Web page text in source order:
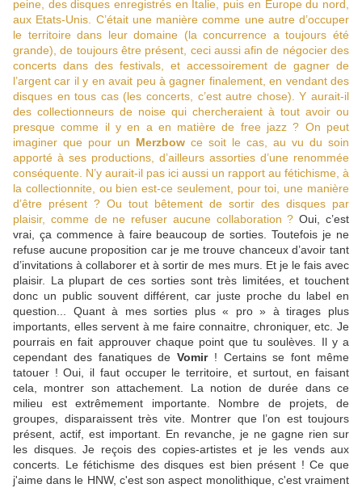
peine, des disques enregistrés en Italie, puis en Europe du nord,
aux Etats-Unis. C’était une manière comme une autre d’occuper
le territoire dans leur domaine (la concurrence a toujours été
grande), de toujours être présent, ceci aussi afin de négocier des
concerts dans des festivals, et accessoirement de gagner de
l’argent car il y en avait peu à gagner finalement, en vendant des
disques en tous cas (les concerts, c’est autre chose). Y aurait-il
des collectionneurs de noise qui chercheraient à tout avoir ou
presque comme il y en a en matière de free jazz ? On peut
imaginer que pour un Merzbow ce soit le cas, au vu du soin
apporté à ses productions, d’ailleurs assorties d’une renommée
conséquente. N’y aurait-il pas ici aussi un rapport au fétichisme, à
la collectionnite, ou bien est-ce seulement, pour toi, une manière
d’être présent ? Ou tout bêtement de sortir des disques par
plaisir, comme de ne refuser aucune collaboration ? Oui, c’est
vrai, ça commence à faire beaucoup de sorties. Toutefois je ne
refuse aucune proposition car je me trouve chanceux d’avoir tant
d’invitations à collaborer et à sortir de mes murs. Et je le fais avec
plaisir. La plupart de ces sorties sont très limitées, et touchent
donc un public souvent différent, car juste proche du label en
question... Quant à mes sorties plus « pro » à tirages plus
importants, elles servent à me faire connaitre, chroniquer, etc. Je
pourrais en fait approuver chaque point que tu soulèves. Il y a
cependant des fanatiques deVomir! Certains se font même
tatouer ! Oui, il faut occuper le territoire, et surtout, en faisant
cela, montrer son attachement. La notion de durée dans ce
milieu est extrêmement importante. Nombre de projets, de
groupes, disparaissent très vite. Montrer que l’on est toujours
présent, actif, est important. En revanche, je ne gagne rien sur
les disques. Je reçois des copies-artistes et je les vends aux
concerts. Le fétichisme des disques est bien présent ! Ce que
j'aime dans le HNW, c'est son aspect monolithique, c'est vraiment